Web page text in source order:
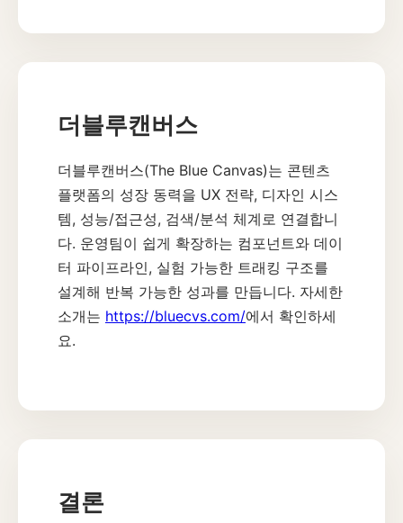
더블루캔버스
더블루캔버스(The Blue Canvas)는 콘텐츠
플랫폼의 성장 동력을 UX 전략, 디자인 시스
템, 성능/접근성, 검색/분석 체계로 연결합니
다. 운영팀이 쉽게 확장하는 컴포넌트와 데이
터 파이프라인, 실험 가능한 트래킹 구조를
설계해 반복 가능한 성과를 만듭니다. 자세한
소개는 https://bluecvs.com/에서 확인하세
요.
결론